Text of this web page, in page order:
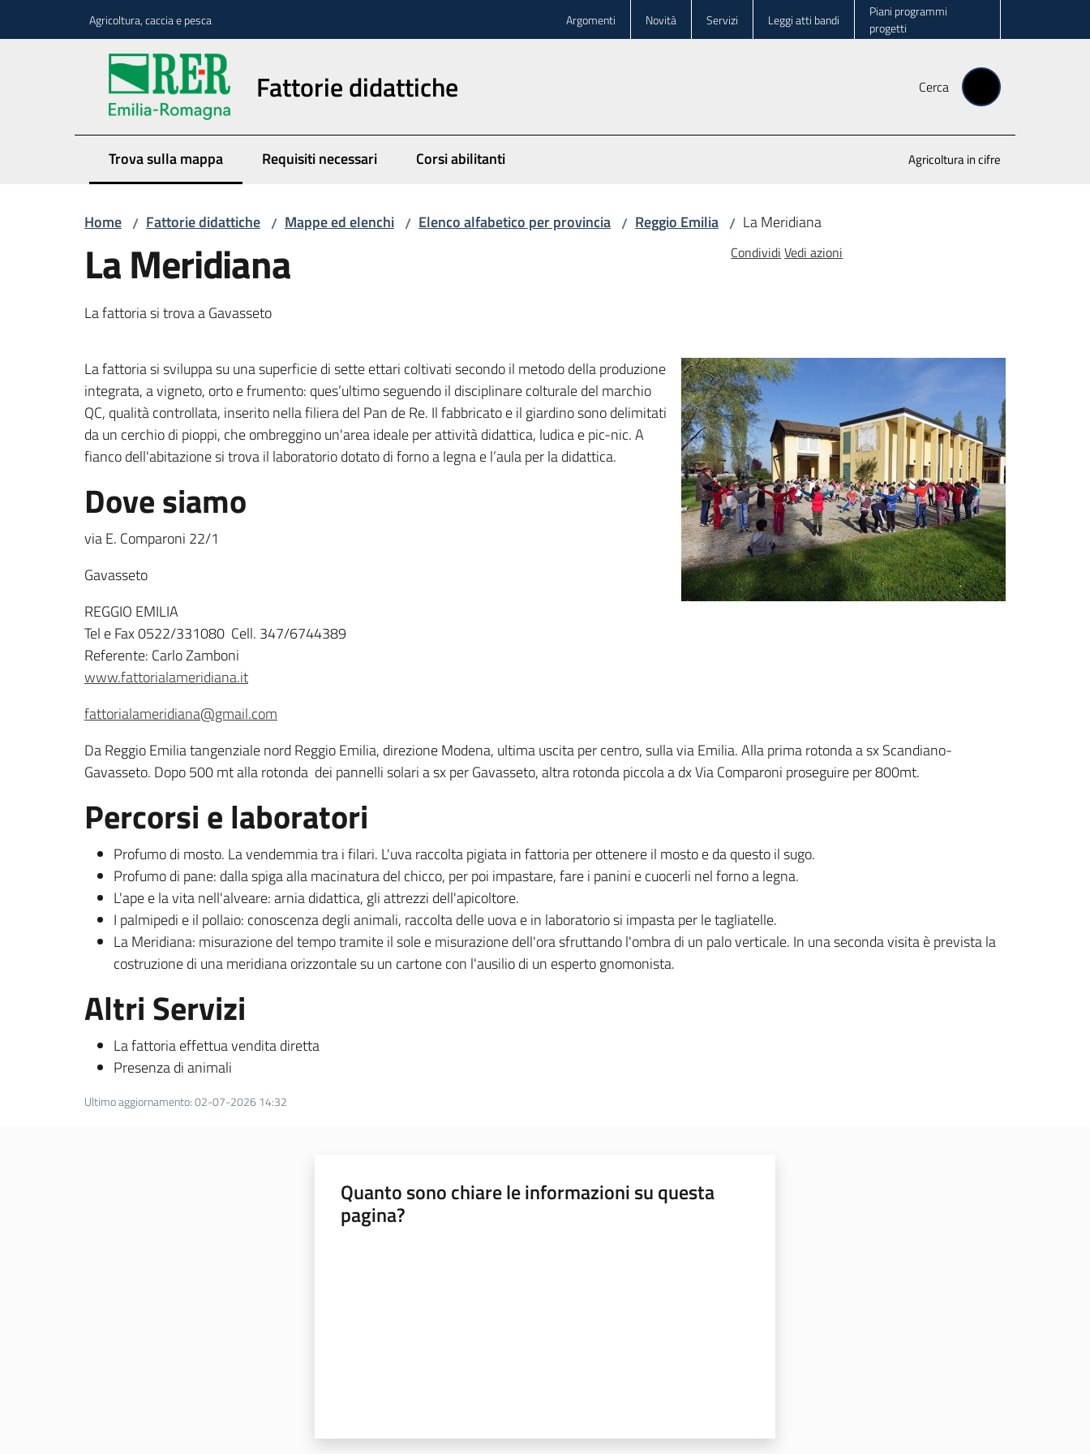
Agricoltura, caccia e pesca Argomenti Novità Servizi Leggi atti bandi
Piani programmi
progetti
Fattorie didattiche Cerca
Trova sulla mappa
Menu selezionato Requisiti necessari Corsi abilitanti Agricoltura in cifre
Home / Fattorie didattiche / Mappe ed elenchi / Elenco alfabetico per provincia / Reggio Emilia / La Meridiana
La Meridiana
La fattoria si trova a Gavasseto
Condividi Vedi azioni
La fattoria si sviluppa su una superficie di sette ettari coltivati secondo il metodo della produzione
integrata, a vigneto, orto e frumento: ques’ultimo seguendo il disciplinare colturale del marchio
QC, qualità controllata, inserito nella filiera del Pan de Re. Il fabbricato e il giardino sono delimitati
da un cerchio di pioppi, che ombreggino un'area ideale per attività didattica, ludica e pic-nic. A
fianco dell'abitazione si trova il laboratorio dotato di forno a legna e l’aula per la didattica.
Dove siamo
via E. Comparoni 22/1
Gavasseto
REGGIO EMILIA
Tel e Fax 0522/331080 Cell. 347/6744389
Referente: Carlo Zamboni
www.fattorialameridiana.it
fattorialameridiana@gmail.com
Da Reggio Emilia tangenziale nord Reggio Emilia, direzione Modena, ultima uscita per centro, sulla via Emilia. Alla prima rotonda a sx Scandiano-
Gavasseto. Dopo 500 mt alla rotonda dei pannelli solari a sx per Gavasseto, altra rotonda piccola a dx Via Comparoni proseguire per 800mt.
Percorsi e laboratori
Profumo di mosto. La vendemmia tra i filari. L'uva raccolta pigiata in fattoria per ottenere il mosto e da questo il sugo.
Profumo di pane: dalla spiga alla macinatura del chicco, per poi impastare, fare i panini e cuocerli nel forno a legna.
L'ape e la vita nell'alveare: arnia didattica, gli attrezzi dell'apicoltore.
I palmipedi e il pollaio: conoscenza degli animali, raccolta delle uova e in laboratorio si impasta per le tagliatelle.
La Meridiana: misurazione del tempo tramite il sole e misurazione dell'ora sfruttando l'ombra di un palo verticale. In una seconda visita è prevista la
costruzione di una meridiana orizzontale su un cartone con l'ausilio di un esperto gnomonista.
Altri Servizi
La fattoria effettua vendita diretta
Presenza di animali
Ultimo aggiornamento:02-07-2026 14:32
Quanto sono chiare le informazioni su questa
pagina?